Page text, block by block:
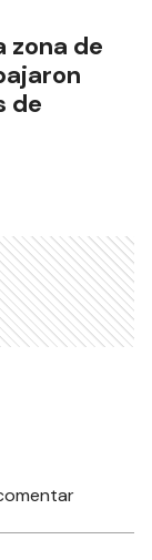
zona de
de